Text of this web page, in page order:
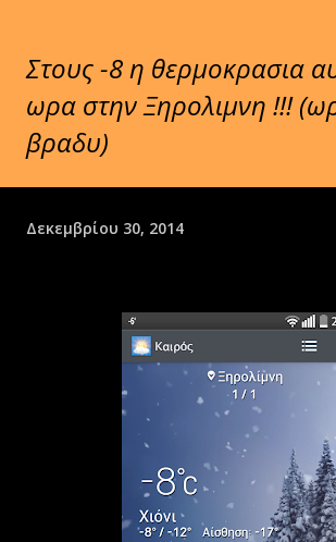
Στους -8 η θερμοκρασια
ωρα στην Ξηρολιμνη !!!
βραδυ)
Δεκεμβρίου 30, 2014